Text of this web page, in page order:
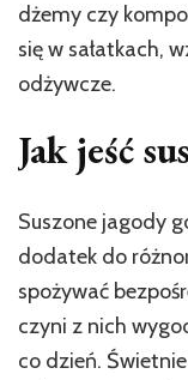
dżemy czy
się w sałatkach,
odżywcze.
Jak jeść
Suszone jagody
dodatek do
spożywać
czyni z nich
co dzień.